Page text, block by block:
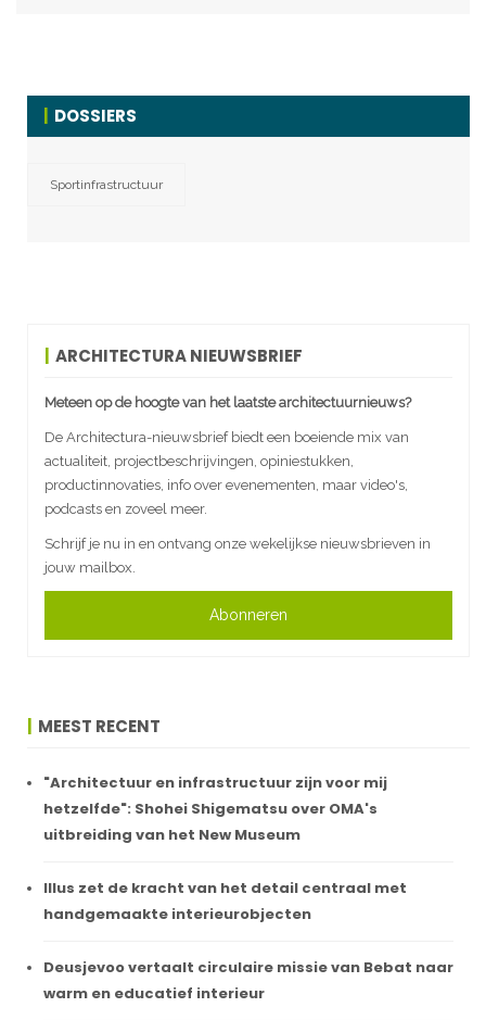
DOSSIERS
Sportinfrastructuur
ARCHITECTURA NIEUWSBRIEF
Meteen op de hoogte van het laatste architectuurnieuws?
De Architectura-nieuwsbrief biedt een boeiende mix van
actualiteit, projectbeschrijvingen, opiniestukken,
productinnovaties, info over evenementen, maar video's,
podcasts en zoveel meer.
Schrijf je nu in en ontvang onze wekelijkse nieuwsbrieven in
jouw mailbox.
Abonneren
MEEST RECENT
"Architectuur en infrastructuur zijn voor mij
hetzelfde": Shohei Shigematsu over OMA's
uitbreiding van het New Museum
Illus zet de kracht van het detail centraal met
handgemaakte interieurobjecten
Deusjevoo vertaalt circulaire missie van Bebat naar
warm en educatief interieur